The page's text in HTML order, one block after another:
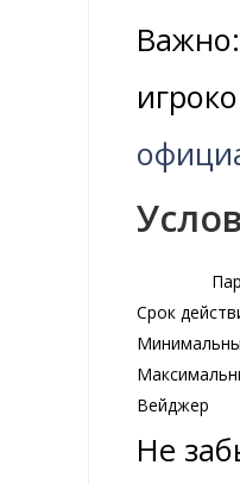
Срок
Вейджер
Не